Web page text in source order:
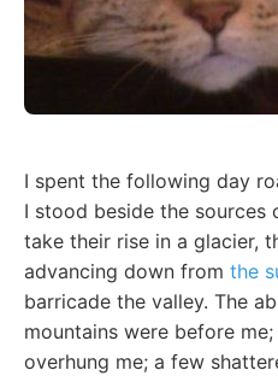
I spent the following day
I stood beside the sources
take their rise in a glacier,
advancing down from the
barricade the valley. The
mountains were before
overhung me; a few